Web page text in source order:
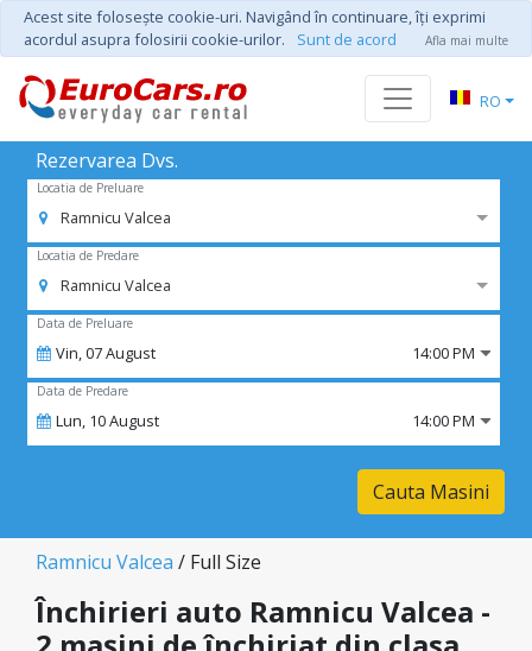
Acest site foloseşte cookie-uri. Navigând în continuare, îţi exprimi
acordul asupra folosirii cookie-urilor.
Sunt de acord Afla mai multe
RO
Rezervarea Dvs.
Locatia de Preluare
Ramnicu Valcea
Locatia de Predare
Ramnicu Valcea
Data de Preluare
Vin,07August 14:00 PM
Data de Predare
Lun, 10August 14:00 PM
Cauta Masini
Ramnicu Valcea / Full Size
Închirieri auto Ramnicu Valcea -